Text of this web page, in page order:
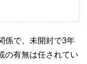
係で、未開封で3年
の有無は任されてい